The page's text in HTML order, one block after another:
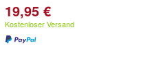
19,95 €
Kostenloser Versand